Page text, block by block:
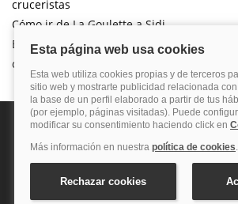
cruceristas
Cómo ir de La Goulette a Sidi
Bou Said por libre desde tu
crucero
Política de cookies
© 2026 Blog Cruceros – Guía de cruceros. Todos